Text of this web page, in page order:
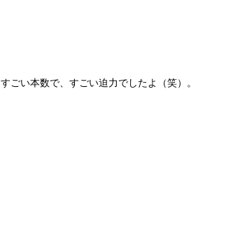
すごい本数で、すごい迫力でしたよ（笑）。